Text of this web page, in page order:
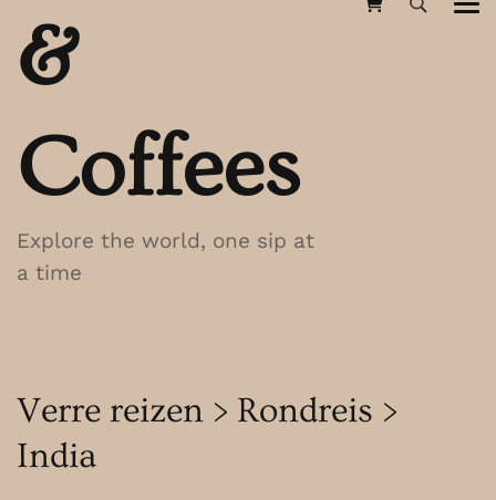
&
Coffees
Explore the world, one sip at
a time
Verre reizen > Rondreis >
India